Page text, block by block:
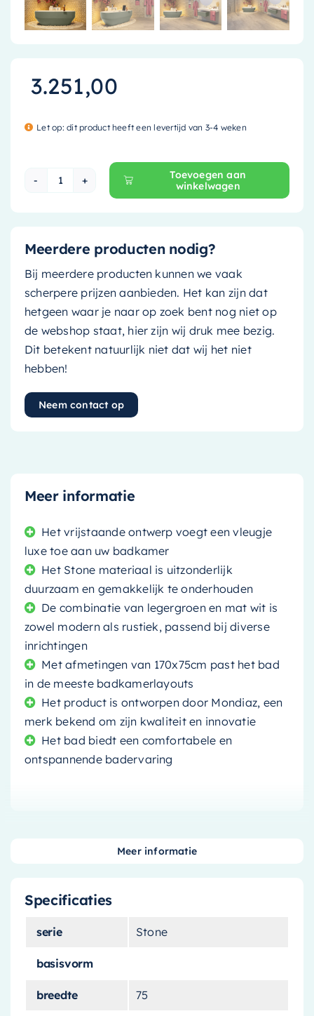
3.251,00
Let op: dit product heeft een levertijd van 3-4 weken
Mondiaz Vrijstaand bad Stone - 170x75cm -
Toevoegen aan
winkelwagen
Meerdere producten nodig?
Bij meerdere producten kunnen we vaak
scherpere prijzen aanbieden. Het kan zijn dat
hetgeen waar je naar op zoek bent nog niet op
de webshop staat, hier zijn wij druk mee bezig.
Dit betekent natuurlijk niet dat wij het niet
hebben!
Neem contact op
Meer informatie
Het vrijstaande ontwerp voegt een vleugje
luxe toe aan uw badkamer
Het Stone materiaal is uitzonderlijk
duurzaam en gemakkelijk te onderhouden
De combinatie van legergroen en mat wit is
zowel modern als rustiek, passend bij diverse
inrichtingen
Met afmetingen van 170x75cm past het bad
in de meeste badkamerlayouts
Het product is ontworpen door Mondiaz, een
merk bekend om zijn kwaliteit en innovatie
Het bad biedt een comfortabele en
ontspannende badervaring
Voeg Elegantie toe aan uw
Vrijstaand bad Stone
Transformeer uw badkamer in een luxe spa met
vrijstaande ontwerp geeft uw ruimte een modern
en minimalistisch tintje, terwijl de unieke
Specificaties
serie Stone
basisvorm
breedte 75
Meer informatie